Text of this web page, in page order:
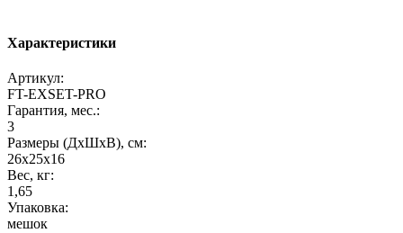
Характеристики
Артикул:
FT-EXSET-PRO
Гарантия, мес.:
3
Размеры (ДхШхВ), см:
26х25х16
Вес, кг:
1,65
Упаковка:
мешок